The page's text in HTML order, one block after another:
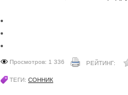
Просмотров: 1 336 РЕЙТИНГ:
ТЕГИ: СОННИК